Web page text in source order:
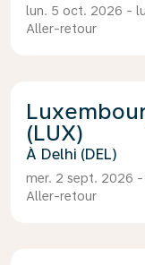
lun. 5 oct. 2026 -
Aller-retour
(LUX)
Delhi (DEL)
mer. 2 sept. 2026
Aller-retour